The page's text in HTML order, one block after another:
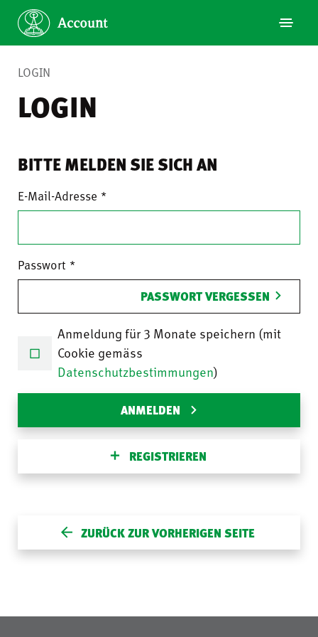
LOGIN
LOGIN
BITTE MELDEN SIE SICH AN
E-Mail-Adresse
Passwort
PASSWORT VERGESSEN
Anmeldung für 3 Monate speichern (mit
Cookie gemäss
Datenschutzbestimmungen)
ANMELDEN
REGISTRIEREN
ZURÜCK ZUR VORHERIGEN SEITE